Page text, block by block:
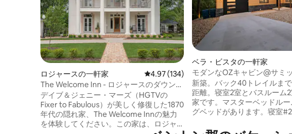
ロジャースの一軒家 レビュー134件、5つ星中4.97つ星の平均評
4.97 (134)
The Welcome Inn - ロジャースのダウンタ
ウンまで1.5マイル
デイブ＆ジェニー・マーズ（HGTVの
Fixer to Fabulous）が美しく修復した1870
年代の隠れ家、The Welcome Innの魅力
を体験してください。この家は、ロジャ
ベラ・ビスタの一軒家
モダンなOZキャビン@サミ
トレイル
新築。バック40トレイルま
距離。寝室2室とバスルーム
家です。マスターベッドル
グベッドがあります。寝室
ロールアウトベッドもあり